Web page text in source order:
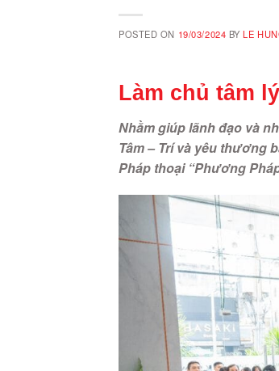
POSTED ON 19/03/2024 BYLE
Làm chủ tâm
Nhằm giúp lãnh đạo và
Tâm – Trí và yêu thương
Pháp thoại “Phương